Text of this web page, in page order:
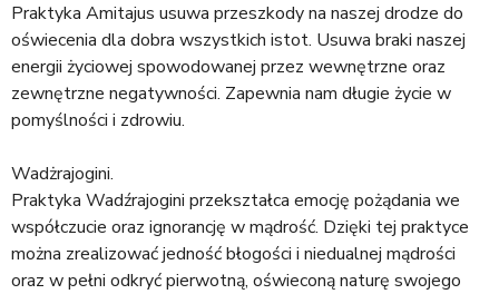
Praktyka Amitajus usuwa przeszkody na naszej drodze do
oświecenia dla dobra wszystkich istot. Usuwa braki naszej
energii życiowej spowodowanej przez wewnętrzne oraz
zewnętrzne negatywności. Zapewnia nam długie życie w
pomyślności i zdrowiu.
Wadżrajogini.
Praktyka Wadźrajogini przekształca emocję pożądania we
współczucie oraz ignorancję w mądrość. Dzięki tej praktyce
można zrealizować jedność błogości i niedualnej mądrości
oraz w pełni odkryć pierwotną, oświeconą naturę swojego